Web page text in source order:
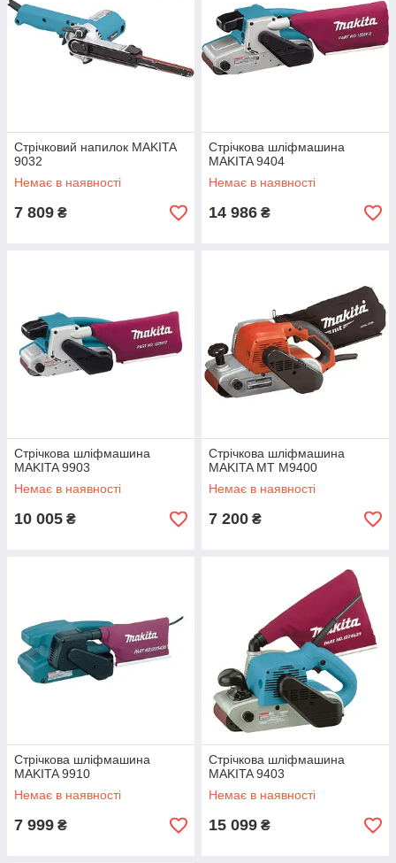
Стрічковий напилок MAKITA
9032
Немає в наявності
7 809 ₴
Стрічкова шліфмашина
MAKITA 9404
Немає в наявності
14 986 ₴
Стрічкова шліфмашина
MAKITA 9903
Немає в наявності
10 005 ₴
Стрічкова шліфмашина
MAKITA MT M9400
Немає в наявності
7 200 ₴
Стрічкова шліфмашина
MAKITA 9910
Немає в наявності
7 999 ₴
Стрічкова шліфмашина
MAKITA 9403
Немає в наявності
15 099 ₴